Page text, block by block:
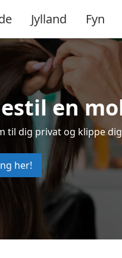
Jylland Fyn
en
dig privat og klippe
her!